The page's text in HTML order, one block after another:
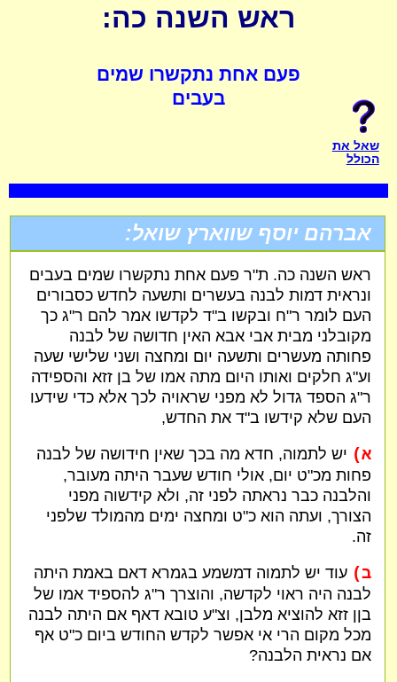
ראש השנה כה:
פעם אחת נתקשרו שמים
בעבים
שאל את
הכולל
אברהם יוסף שווארץ שואל:
ראש השנה כה. ת"ר פעם אחת נתקשרו שמים בעבים
ונראית דמות לבנה בעשרים ותשעה לחדש כסבורים
העם לומר ר"ח ובקשו ב"ד לקדשו אמר להם ר"ג כך
מקובלני מבית אבי אבא האין חדושה של לבנה
פחותה מעשרים ותשעה יום ומחצה ושני שלישי שעה
וע"ג חלקים ואותו היום מתה אמו של בן זזא והספידה
ר"ג הספד גדול לא מפני שראויה לכך אלא כדי שידעו
העם שלא קידשו ב"ד את החדש,
א) יש לתמוה, חדא מה בכך שאין חידושה של לבנה
פחות מכ"ט יום, אולי חודש שעבר היתה מעובר,
והלבנה כבר נראתה לפני זה, ולא קידשוה מפני
הצורך, ועתה הוא כ"ט ומחצה ימים מהמולד שלפני
זה.
ב) עוד יש לתמוה דמשמע בגמרא דאם באמת היתה
לבנה היה ראוי לקדשה, והוצרך ר"ג להספיד אמו של
בןן זזא להוציא מלבן, וצ"ע טובא דאף אם היתה לבנה
מכל מקום הרי אי אפשר לקדש החודש ביום כ"ט אף
אם נראית הלבנה?